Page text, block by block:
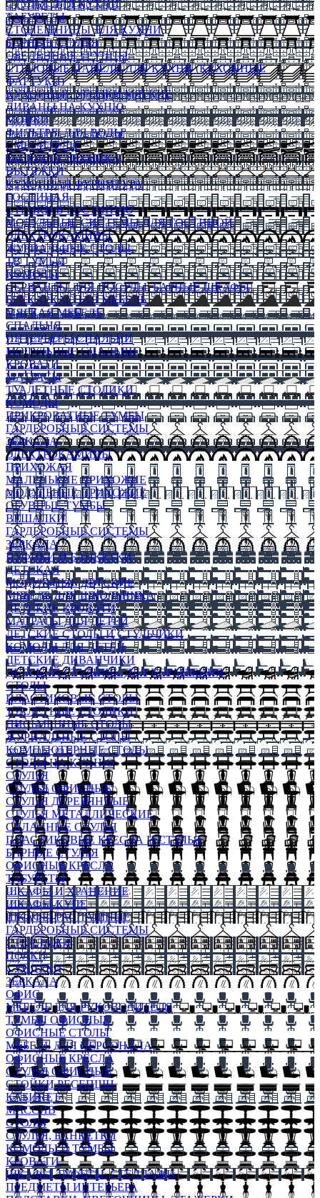
СТУЛЬЯ ДЛЯ КУХНИ
ТАБУРЕТЫ
СТОЛЕШНИЦЫ ДЛЯ КУХНИ
БАРНЫЕ СТУЛЬЯ
ОБЕДЕННЫЕ ГРУППЫ
СТЕНОВЫЕ ПАНЕЛИ ДЛЯ КУХНИ (КУХОННЫЕ
ФАРТУКИ)
КУХОННЫЕ УГОЛКИ МЯГКИЕ
ДИВАНЫ НА КУХНЮ
МОЙКИ
ФИЛЬТРЫ ДЛЯ ВОДЫ
СМЕСИТЕЛИ
БЫТОВАЯ ТЕХНИКА
ВЫТЯЖКИ
КУХОННАЯ ФУРНИТУРА
ГОСТИНАЯ
СТЕНКИ В ГОСТИНУЮ
МОДУЛЬНЫЕ СИСТЕМЫ ДЛЯ ГОСТИНОЙ
ЭЛЕКТРОКАМИНЫ
ЖУРНАЛЬНЫЕ СТОЛЫ
ТВ ТУМБЫ
КОМОДЫ
СЕРВАНТЫ ДЛЯ ПОСУДЫ, БАРНЫЕ ШКАФЫ
БЕСКАРКАСНАЯ МЕБЕЛЬ
МЯГКАЯ МЕБЕЛЬ
СПАЛЬНЯ
ИНТЕРЬЕРЫ СПАЛЬНИ
МОДУЛЬНЫЕ СПАЛЬНИ
КРОВАТИ
МАТРАСЫ
ТУАЛЕТНЫЕ СТОЛИКИ
КОМОДЫ
ПРИКРОВАТНЫЕ ТУМБЫ
ГАРДЕРОБНЫЕ СИСТЕМЫ
ЗЕРКАЛА
ЭЛЕКТРОКАМИНЫ
ПРИХОЖАЯ
МАЛЕНЬКИЕ ПРИХОЖИЕ
МОДУЛЬНЫЕ ПРИХОЖИЕ
ОБУВНЫЕ ТУМБЫ
ВЕШАЛКИ
ГАРДЕРОБНЫЕ СИСТЕМЫ
ЗЕРКАЛА
ПУФИКИ И БАНКЕТКИ
ДЕТСКАЯ
МОДУЛЬНЫЕ ДЕТСКИЕ
МЕБЕЛЬ ДЛЯ ШКОЛЬНИКА
ДЕТСКИЕ КРОВАТИ
МАТРАСЫ ДЛЯ ДЕТЕЙ
ДЕТСКИЕ СТОЛЫ И СТУЛЬЧИКИ
КОМОДЫ ДЛЯ ДЕТЕЙ
ДЕТСКИЕ ДИВАНЧИКИ
ДЕТСКИЙ СТУЛЬЧИК ДЛЯ КОРМЛЕНИЯ
СТОЛЫ
ПЛАСТИКОВЫЕ СТОЛЫ
ТУАЛЕТНЫЕ СТОЛИКИ
ПИСЬМЕННЫЕ СТОЛЫ
ЖУРНАЛЬНЫЕ СТОЛЫ
КОМПЬЮТЕРНЫЕ СТОЛЫ
СТОЛЫ НА КУХНЮ
СТУЛЬЯ
СТУЛЬЯ ОФИСНЫЕ
СТУЛЬЯ ДЕРЕВЯННЫЕ
СТУЛЬЯ МЕТАЛЛИЧЕСКИЕ
СКЛАДНЫЕ СТУЛЬЯ
ПЛАСТИКОВЫЕ КРЕСЛА И СТУЛЬЯ
БАРНЫЕ СТУЛЬЯ
ОФИСНЫЕ КРЕСЛА
ТАБУРЕТЫ
ШКАФЫ И ХРАНЕНИЕ
ШКАФЫ-КУПЕ
ШКАФЫ-РАСПАШНЫЕ
ГАРДЕРОБНЫЕ СИСТЕМЫ
СТЕЛЛАЖИ
ПОЛКИ
СУНДУКИ
ЗЕРКАЛА
ОФИС
МЕБЕЛЬ ДЛЯ РУКОВОДИТЕЛЯ
ТУМБЫ ОФИСНЫЕ
ОФИСНЫЕ СТОЛЫ
МЕБЕЛЬ ДЛЯ ПЕРСОНАЛА
ОФИСНЫЕ КРЕСЛА
СТУЛЬЯ ОФИСНЫЕ
СТОЙКИ РЕСЕПШН
КАБИНЕТ
МАССИВ
СТОЛЫ
СТУЛЬЯ, БАНКЕТКИ
КОМОДЫ И ТУМБЫ
КРОВАТИ
ШКАФЫ, БУФЕТЫ, СТЕЛЛАЖИ
ПРЕДМЕТЫ ИНТЕРЬЕРА